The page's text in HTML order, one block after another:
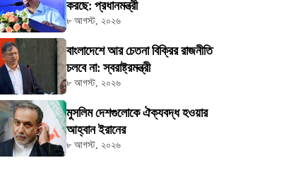
করছে: প্রধানমন্ত্রী
৮ আগস্ট, ২০২৬
বাংলাদেশে আর চেতনা বিক্রির রাজনীতি
চলবে না: স্বরাষ্ট্রমন্ত্রী
৮ আগস্ট, ২০২৬
মুসলিম দেশগুলোকে ঐক্যবদ্ধ হওয়ার
আহ্বান ইরানের
৮ আগস্ট, ২০২৬